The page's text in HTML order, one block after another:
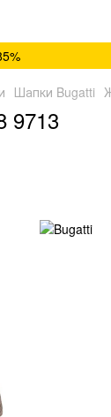
Шапки Bugatti
9713